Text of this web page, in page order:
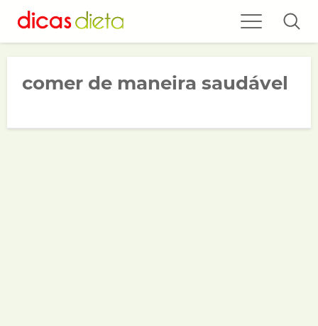
comer de maneira saudável